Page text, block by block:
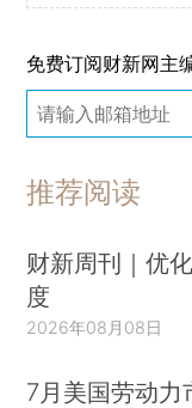
免费订阅财新网主
推荐阅读
财新周刊｜优
度
2026年08月08日
7月美国劳动力